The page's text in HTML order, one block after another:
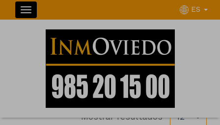
ES
INMUEBLES
Filtrar Ordenar
1 inmuebles en total
Mostrar resultados 12